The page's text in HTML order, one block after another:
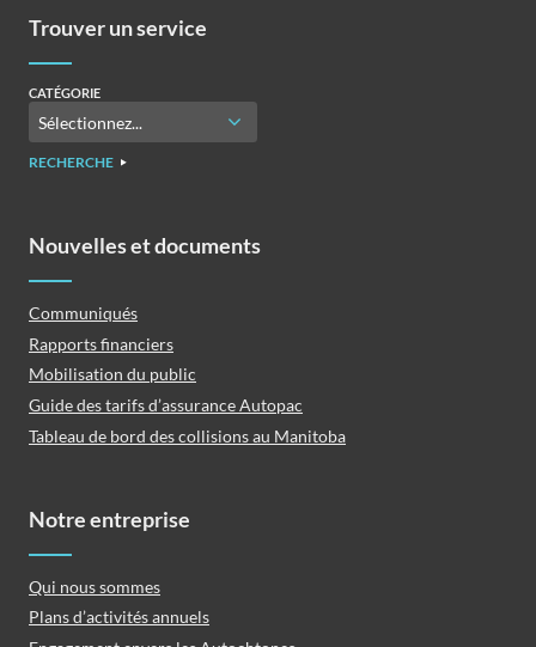
Trouver un service
CATÉGORIE
RECHERCHE
Nouvelles et documents
Communiqués
Rapports financiers
Mobilisation du public
Guide des tarifs d’assurance Autopac
Tableau de bord des collisions au Manitoba
Notre entreprise
Qui nous sommes
Plans d’activités annuels